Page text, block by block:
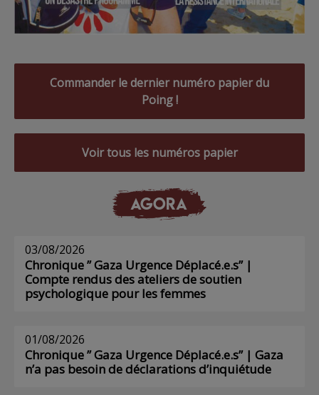
Commander le dernier numéro papier du
Poing !
Voir tous les numéros papier
AGORA
03/08/2026
Chronique ” Gaza Urgence Déplacé.e.s” |
Compte rendus des ateliers de soutien
psychologique pour les femmes
01/08/2026
Chronique ” Gaza Urgence Déplacé.e.s” | Gaza
n’a pas besoin de déclarations d’inquiétude